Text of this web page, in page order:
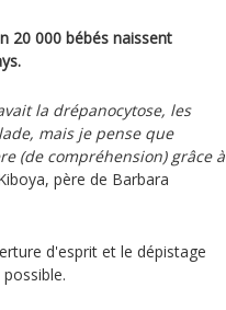
20 000 bébés naissent
la drépanocytose, les
mais je pense que
(de compréhension) grâce à
père de Barbara
d'esprit et le dépistage